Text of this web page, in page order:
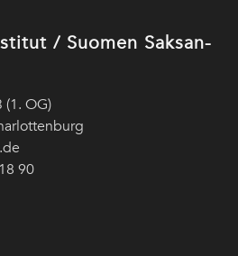
/ Suomen Saksan-
(1. OG)
90